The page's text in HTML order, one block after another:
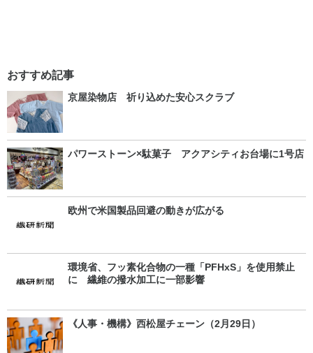
おすすめ記事
京屋染物店 祈り込めた安心スクラブ
パワーストーン×駄菓子 アクアシティお台場に1号店
欧州で米国製品回避の動きが広がる
環境省、フッ素化合物の一種「PFHxS」を使用禁止
に 繊維の撥水加工に一部影響
《人事・機構》西松屋チェーン（2月29日）